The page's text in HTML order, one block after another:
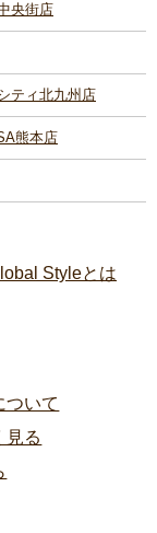
央街店
ティ北九州店
熊本店